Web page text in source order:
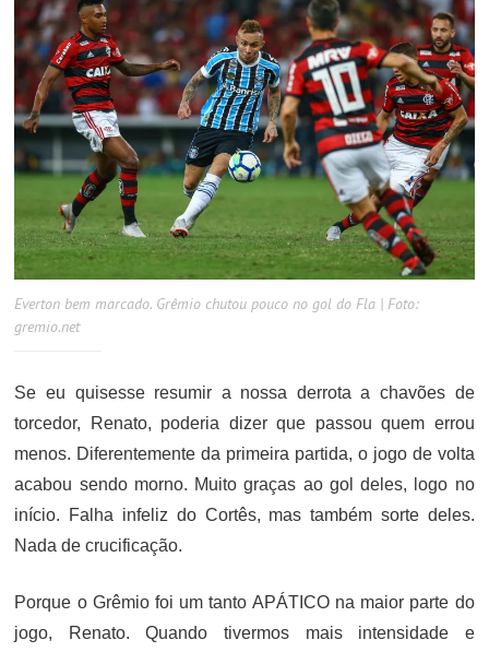
Everton bem marcado. Grêmio chutou pouco no gol do Fla | Foto:
gremio.net
Se eu quisesse resumir a nossa derrota a chavões de
torcedor, Renato, poderia dizer que passou quem errou
menos. Diferentemente da primeira partida, o jogo de volta
acabou sendo morno. Muito graças ao gol deles, logo no
início. Falha infeliz do Cortês, mas também sorte deles.
Nada de crucificação.
Porque o Grêmio foi um tanto APÁTICO na maior parte do
jogo, Renato. Quando tivermos mais intensidade e